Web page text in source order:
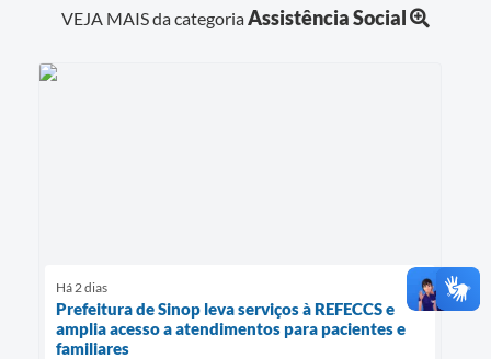
VEJA MAIS da categoriaAssistência Social
Há 2 dias
Prefeitura de Sinop leva serviços à REFECCS e
amplia acesso a atendimentos para pacientes e
familiares